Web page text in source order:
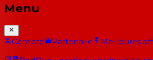
Menu
Compte Partenaire Meilleures